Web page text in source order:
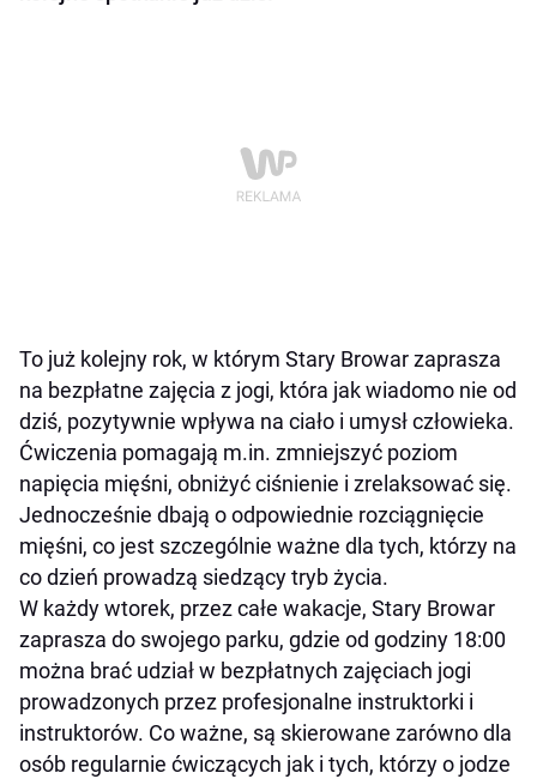
To już kolejny rok, w którym Stary Browar zaprasza
na bezpłatne zajęcia z jogi, która jak wiadomo nie od
dziś, pozytywnie wpływa na ciało i umysł człowieka.
Ćwiczenia pomagają m.in. zmniejszyć poziom
napięcia mięśni, obniżyć ciśnienie i zrelaksować się.
Jednocześnie dbają o odpowiednie rozciągnięcie
mięśni, co jest szczególnie ważne dla tych, którzy na
co dzień prowadzą siedzący tryb życia.
W każdy wtorek, przez całe wakacje, Stary Browar
zaprasza do swojego parku, gdzie od godziny 18:00
można brać udział w bezpłatnych zajęciach jogi
prowadzonych przez profesjonalne instruktorki i
instruktorów. Co ważne, są skierowane zarówno dla
osób regularnie ćwiczących jak i tych, którzy o jodze